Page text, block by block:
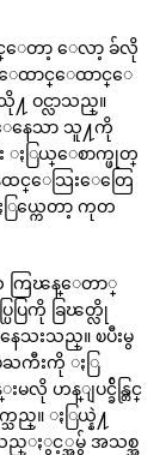
င္ေတာ့ ေလာ့ ခ်လို
ေထာင္ေထာင္ေ
ဝင္လာသည္။
နေသာ သူ႔ကို
ႏြယ္ေစာက္ဖုတ္
င္ေသြးေတြေ
ြယ္ကေတာ့ ကုတ
ကြၽန္ေတာ္
ြကို ခြၽတ္လို
သးသည္။ ၿပီးမွ
ႀကီးကို ႏြ
ဟန္ျပင္ခ်ိန္တြင္
ည္။ ႏြယ္နဲ႔
ႏွင့္အမွ် အသစ္အ